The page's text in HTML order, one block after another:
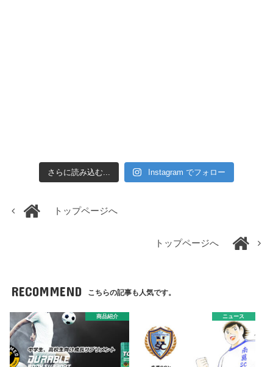
さらに読み込む... Instagram でフォロー
トップページへ
トップページへ
RECOMMEND こちらの記事も人気です。
商品紹介 ニュース